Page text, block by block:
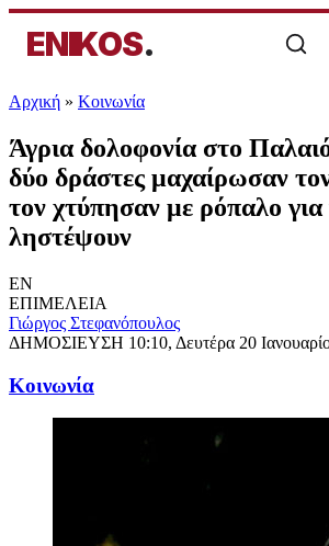
ENIKOS.
Αρχική » Κοινωνία
Άγρια δολοφονία στο
δύο δράστες μαχαίρωσαν
τον χτύπησαν με ρόπαλο για
ληστέψουν
EN
ΕΠΙΜΕΛΕΙΑ
Γιώργος Στεφανόπουλος
ΔΗΜΟΣΙΕΥΣΗ 10:10, Δευτέρα 20
Κοινωνία